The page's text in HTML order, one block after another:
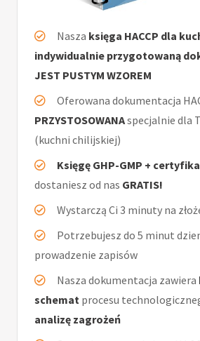
Nasza księga HACCP dla
indywidualnie przygotowaną
JEST PUSTYM WZOREM
Oferowana dokumentacja
PRZYSTOSOWANAspecjalnie dla
(kuchni chilijskiej)
Księgę GHP-GMP +
dostaniesz od nas GRATIS!
Wystarczą Ci 3 minuty na
Potrzebujesz do 5 minut
prowadzenie zapisów
Nasza dokumentacja zawiera
schemat procesu
analizę zagrożeń